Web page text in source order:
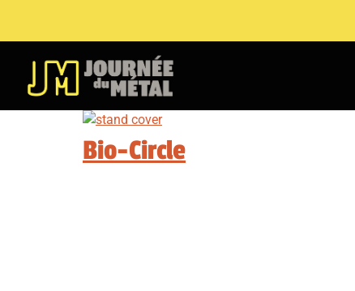
Bio-Circle